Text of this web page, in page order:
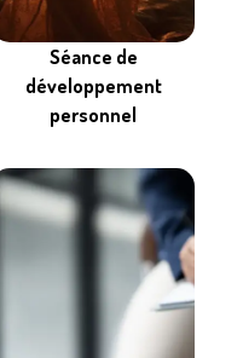
Séance de
développement
personnel